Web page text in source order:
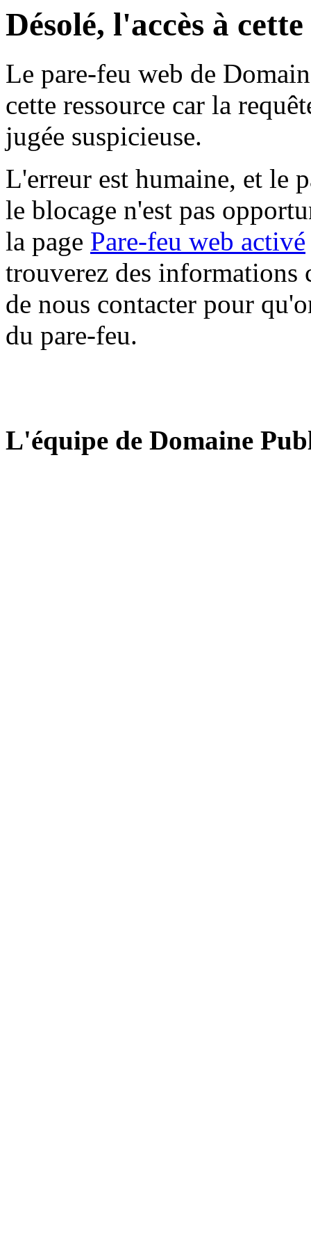
Désolé, l'accès à
Le pare-feu web de
cette ressource car la
jugée suspicieuse.
L'erreur est humaine, et le
le blocage n'est pas
la page Pare-feu web activé
trouverez des informations
de nous contacter pour
du pare-feu.
L'équipe de Domaine